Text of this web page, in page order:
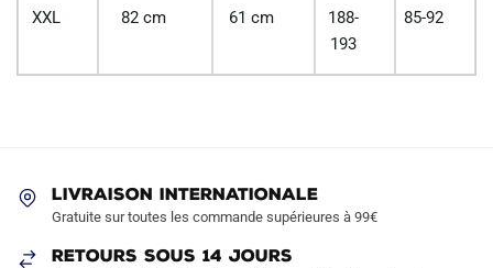
XXL 82 cm 61 cm
188-
193
85-92
LIVRAISON INTERNATIONALE
Gratuite sur toutes les commande supérieures à 99€
RETOURS SOUS 14 JOURS